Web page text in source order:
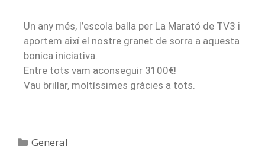
Un any més, l’escola balla per La Marató de TV3 i
aportem així el nostre granet de sorra a aquesta
bonica iniciativa.
Entre tots vam aconseguir 3100€!
Vau brillar, moltíssimes gràcies a tots.
General